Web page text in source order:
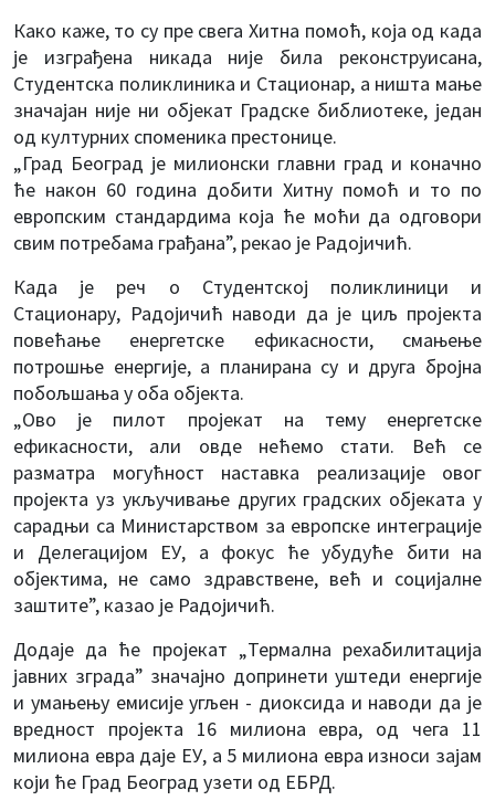
Како каже, то су пре свега Хитна помоћ, која од када
је изграђена никада није била реконструисана,
Студентска поликлиника и Стационар, а ништа мање
значајан није ни објекат Градске библиотеке, један
од културних споменика престонице.
„Град Београд је милионски главни град и коначно
ће након 60 година добити Хитну помоћ и то по
европским стандардима која ће моћи да одговори
свим потребама грађана”, рекао је Радојичић.
Када је реч о Студентској поликлиници и
Стационару, Радојичић наводи да је циљ пројекта
повећање енергетске ефикасности, смањење
потрошње енергије, а планирана су и друга бројна
побољшања у оба објекта.
„Ово је пилот пројекат на тему енергетске
ефикасности, али овде нећемо стати. Већ се
разматра могућност наставка реализације овог
пројекта уз укључивање других градских објеката у
сарадњи са Министарством за европске интеграције
и Делегацијом ЕУ, а фокус ће убудуће бити на
објектима, не само здравствене, већ и социјалне
заштите”, казао је Радојичић.
Додаје да ће пројекат „Термална рехабилитација
јавних зграда” значајно допринети уштеди енергије
и умањењу емисије угљен - диоксида и наводи да је
вредност пројекта 16 милиона евра, од чега 11
милиона евра даје ЕУ, а 5 милиона евра износи зајам
који ће Град Београд узети од ЕБРД.